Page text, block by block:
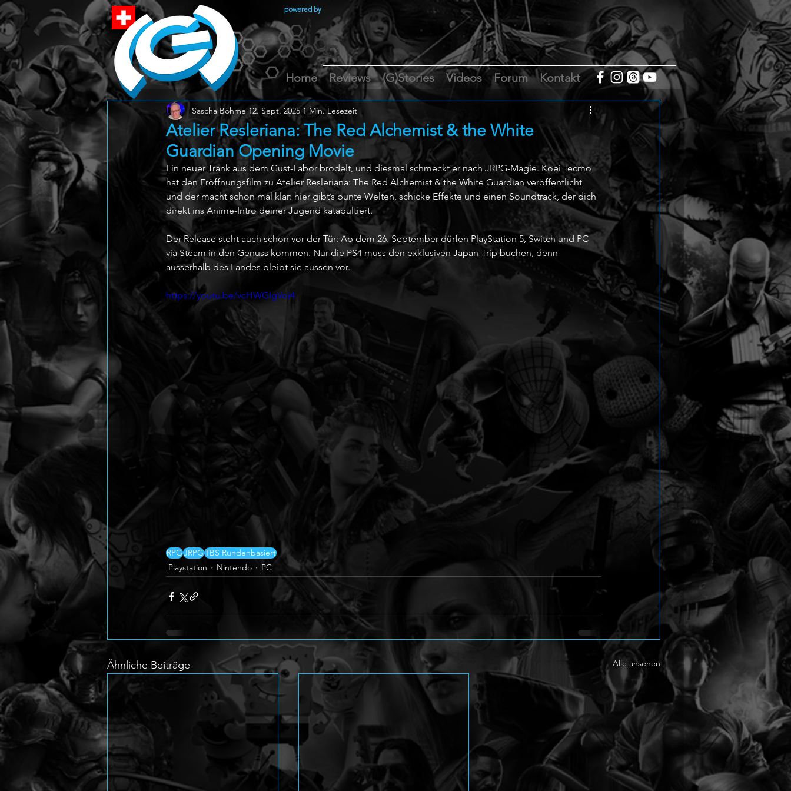
powered by
Home Reviews (G)Stories Videos Forum Kontakt
Atelier Resleriana: The Red Alchemist & the White
Guardian Opening Movie
Sascha Böhme 12. Sept. 2025 1 Min. Lesezeit
Ein neuer Trank aus dem Gust-Labor brodelt, und diesmal schmeckt er nach JRPG-Magie. Koei Tecmo
hat den Eröffnungsfilm zu Atelier Resleriana: The Red Alchemist & the White Guardian veröffentlicht
und der macht schon mal klar: hier gibt’s bunte Welten, schicke Effekte und einen Soundtrack, der dich
direkt ins Anime-Intro deiner Jugend katapultiert.
Der Release steht auch schon vor der Tür: Ab dem 26. September dürfen PlayStation 5, Switch und PC
via Steam in den Genuss kommen. Nur die PS4 muss den exklusiven Japan-Trip buchen, denn
ausserhalb des Landes bleibt sie aussen vor.
https://youtu.be/vcHWGlgVoi4
RPGJRPGTBS Rundenbasiert
Playstation
Nintendo PC
Ähnliche Beiträge Alle ansehen